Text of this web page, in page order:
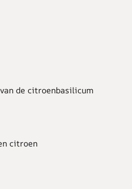
de citroenbasilicum
citroen